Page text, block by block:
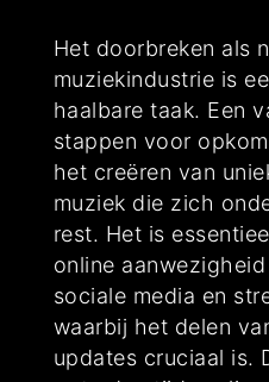
Het doorbreken als
muziekindustrie is
haalbare taak. Een
stappen voor
het creëren van
muziek die zich
rest. Het is
online
sociale media en
waarbij het delen
updates cruciaal is.